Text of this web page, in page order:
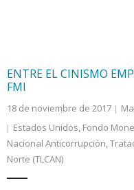
ENTRE EL CINISMO
FMI
18 de noviembre de 2017
Estados Unidos, Fondo
Nacional Anticorrupción,
Norte (TLCAN)